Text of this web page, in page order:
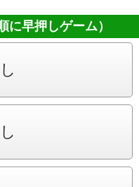
に早押しゲーム）